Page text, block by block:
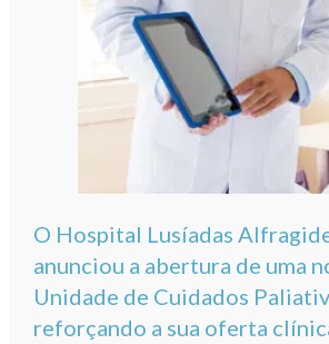
O Hospital Lusíadas
anunciou a abertura de uma
Unidade de Cuidados
reforçando a sua oferta